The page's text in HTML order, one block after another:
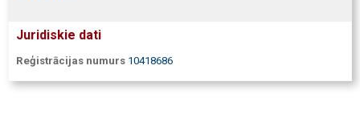
Juridiskie dati
Reģistrācijas numurs 10418686